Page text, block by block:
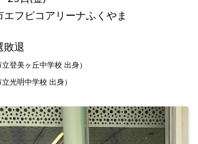
フピコアリーナふくやま
敗退
立登美ヶ丘中学校 出身）
立光明中学校 出身）